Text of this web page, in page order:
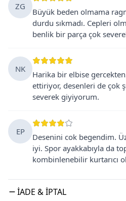
ZG
Büyük beden olmama
durdu sıkmadı. Cepleri
benlik bir parça çok
NK
Harika bir elbise
ettiriyor, desenleri de çok
severek giyiyorum.
EP
Desenini cok begendim.
iyi. Spor ayakkabıyla da
kombinlenebilir kurtarıcı
İADE & İPTAL